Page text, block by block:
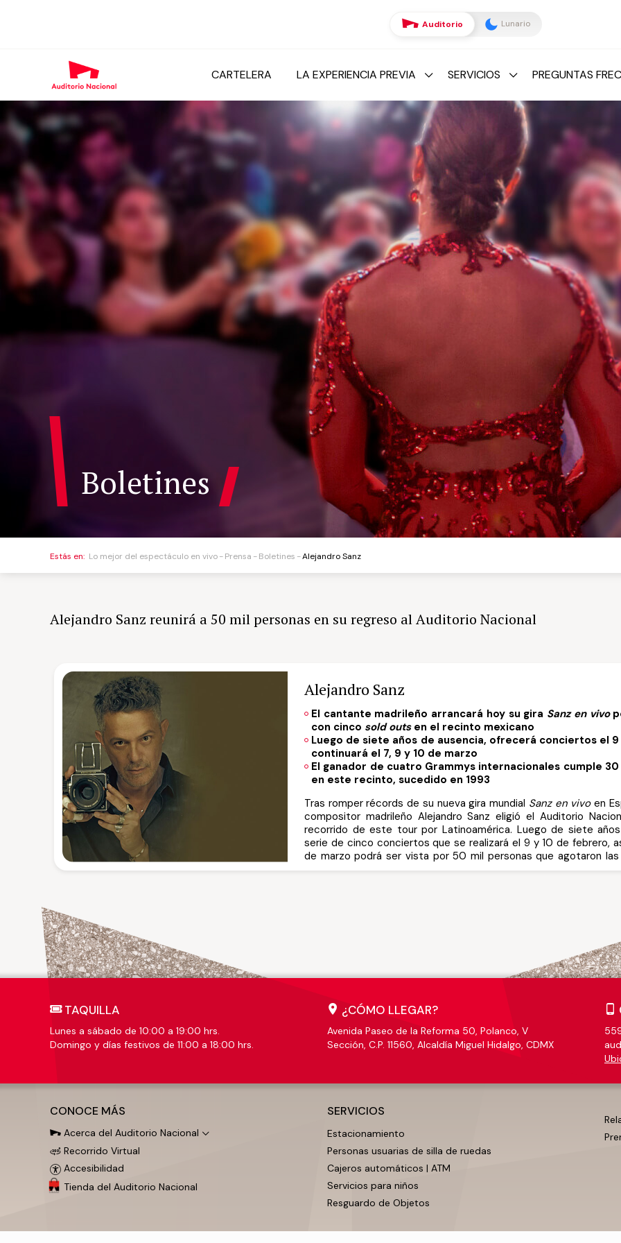
Auditorio Lunario
CARTELERA LA EXPERIENCIA PREVIA SERVICIOS PREGUNTAS
Boletines
Estás en: Lo mejor del espectáculo en vivo Prensa Boletines Alejandro Sanz
Alejandro Sanz reunirá a 50 mil personas en su regreso al Auditorio Nacional
Alejandro Sanz
El cantante madrileño arrancará hoy su gira Sanz en vivo
con cinco sold outsen el recinto mexicano
Luego de siete años de ausencia, ofrecerá conciertos el
continuará el 7, 9 y 10 de marzo
El ganador de cuatro Grammys internacionales cumple
en este recinto, sucedido en 1993
Tras romper récords de su nueva gira mundial Sanz en vivo en
compositor madrileño Alejandro Sanz eligió el Auditorio
recorrido de este tour por Latinoamérica. Luego de siete
serie de cinco conciertos que se realizará el 9 y 10 de febrero,
de marzo podrá ser vista por 50 mil personas que agotaron
primeras horas de venta.
TAQUILLA
Lunes a sábado de 10:00 a 19:00 hrs.
Domingo y días festivos de 11:00 a 18:00 hrs.
¿CÓMO LLEGAR?
Avenida Paseo de la Reforma 50, Polanco, V
Sección, C.P. 11560, Alcaldía Miguel Hidalgo, CDMX
CONOCE MÁS
Acerca del Auditorio Nacional
Recorrido Virtual
Accesibilidad
Tienda del Auditorio Nacional
SERVICIOS
Estacionamiento
Personas usuarias de silla de ruedas
Cajeros automáticos | ATM
Servicios para niños
Resguardo de Objetos